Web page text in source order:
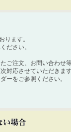
ります。
ださい。
ご注文、お問い合わせ
対応させていただきま
ーをご参照ください。